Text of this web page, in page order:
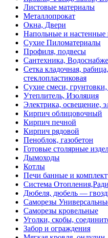
Листовые материалы
Металлопрокат
Окна, Двери
Напольные и настенные
Сухие Пиломатериалы
Профиля, подвесы
Сантехника,
Сетка кладочная,
стеклопластиковая
Сухие смеси,
Утеплитель, Изоляция
Электрика, освещение,
Кирпич облицовочный
Кирпич печной
Кирпич рядовой
Пеноблок, газобетон
Готовые столярные
Дымоходы
Котлы
Печи банные и
Система
Дюбеля, дюбель —
Саморезы
Саморезы кровельные
Уголки, скобы,
Забор и ограждения